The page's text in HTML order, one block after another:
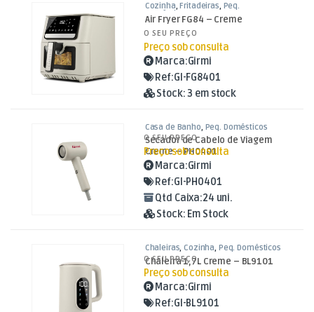
Cozinha,Fritadeiras, Peq.
Domésticos
Air Fryer FG84 – Creme
O SEU PREÇO
Preço sob consulta
Marca:Girmi
Ref:GI-FG8401
Stock: 3 em stock
Casa de Banho Peq. Domésticos
Secador de Cabelo de Viagem
Creme – PH0401
O SEU PREÇO
Preço sob consulta
Marca:Girmi
Ref:GI-PH0401
Qtd Caixa:24 uni.
Stock: Em Stock
Chaleiras,Cozinha, Peq. Domésticos
Chaleira 1,7L Creme – BL9101
O SEU PREÇO
Preço sob consulta
Marca:Girmi
Ref:GI-BL9101